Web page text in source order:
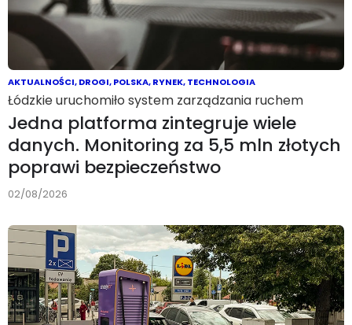
AKTUALNOŚCI,DROGI,POLSKA,RYNEK,TECHNOLOGIA
Łódzkie uruchomiło system zarządzania ruchem
Jedna platforma zintegruje wiele
danych. Monitoring za 5,5 mln złotych
poprawi bezpieczeństwo
02/08/2026